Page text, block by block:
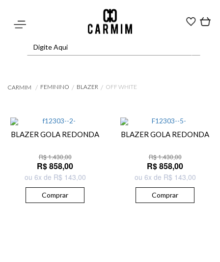
CARMIM FEMININO BLAZER OFF WHITE
BLAZER GOLA REDONDA
R$ 1.430,00
R$ 858,00
ou 6x de R$ 143,00
Comprar
BLAZER GOLA REDONDA
R$ 1.430,00
R$ 858,00
ou 6x de R$ 143,00
Comprar